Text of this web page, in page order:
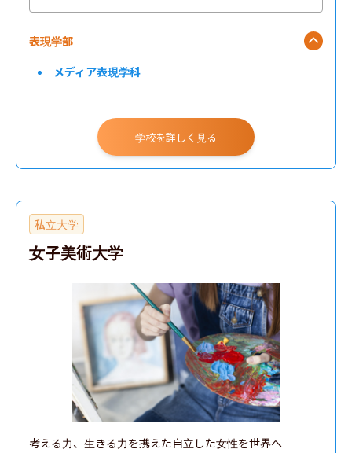
表現学部
メディア表現学科
学校を詳しく見る
私立大学
女子美術大学
考える力、生きる力を携えた自立した女性を世界へ